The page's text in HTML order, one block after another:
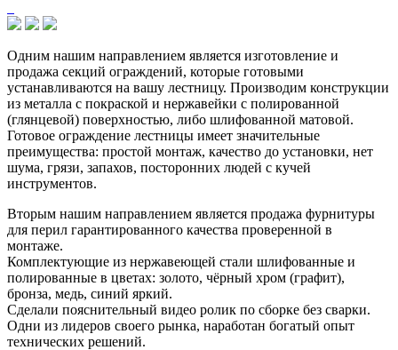
Одним нашим направлением является изготовление и
продажа секций ограждений, которые готовыми
устанавливаются на вашу лестницу. Производим конструкции
из металла с покраской и нержавейки с полированной
(глянцевой) поверхностью, либо шлифованной матовой.
Готовое ограждение лестницы имеет значительные
преимущества: простой монтаж, качество до установки, нет
шума, грязи, запахов, посторонних людей с кучей
инструментов.
Вторым нашим направлением является продажа фурнитуры
для перил гарантированного качества проверенной в
монтаже.
Комплектующие из нержавеющей стали шлифованные и
полированные в цветах: золото, чёрный хром (графит),
бронза, медь, синий яркий.
Сделали пояснительный видео ролик по сборке без сварки.
Одни из лидеров своего рынка, наработан богатый опыт
технических решений.